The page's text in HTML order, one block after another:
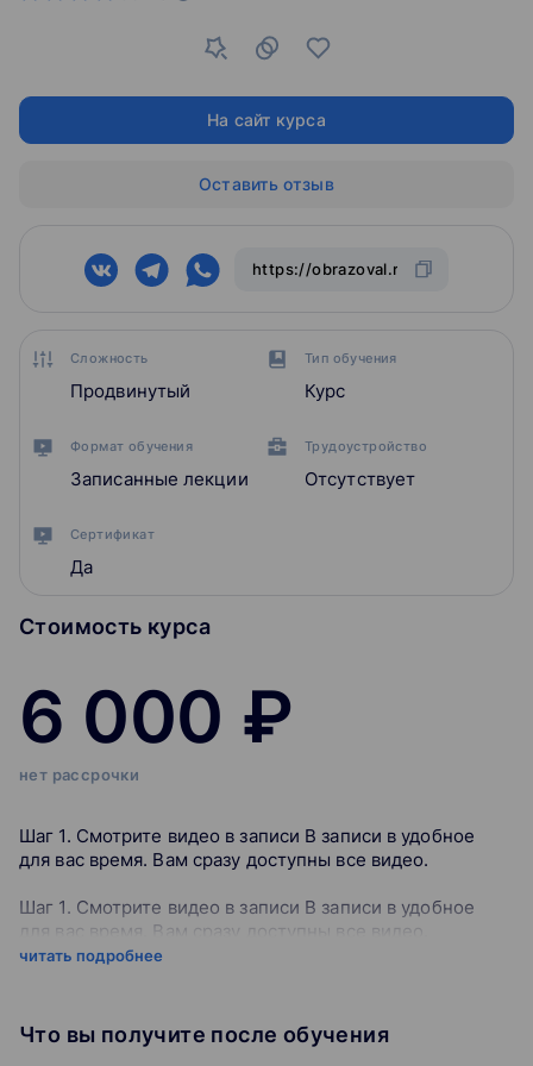
Сложность
Продвинутый
Тип обучения
Курс
Формат обучения
Записанные лекции
Трудоустройство
Отсутствует
Сертификат
Да
Стоимость курса
6 000 ₽
нет рассрочки
Шаг 1. Смотрите видео в записи В записи в удобное
для вас время. Вам сразу доступны все видео.
Шаг 1. Смотрите видео в записи В записи в удобное
для вас время. Вам сразу доступны все видео.
Шаг 2. Сдавайте онлайн-тесты Вы можете по желанию
для вас время. Вам сразу доступны все видео.
Шаг 3. Получите сертификат После успешного
читать подробнее
Что вы получите после обучения
На сайт курса
Оставить отзыв